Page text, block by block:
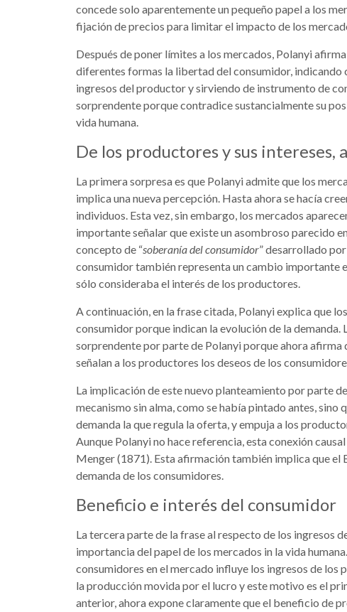
concede solo aparentemente un pequeño papel a los
fijación de precios para limitar el impacto de los
Después de poner límites a los mercados, Polanyi
diferentes formas la libertad del consumidor, indicando
ingresos del productor y sirviendo de instrumento de
sorprendente porque contradice sustancialmente su
vida humana.
De los productores y sus intereses,
La primera sorpresa es que Polanyi admite que los
implica una nueva percepción. Hasta ahora se hacía
individuos. Esta vez, sin embargo, los mercados
importante señalar que existe un asombroso parecido
concepto de “soberanía del consumidor” desarrollado
consumidor también representa un cambio importante
sólo consideraba el interés de los productores.
A continuación, en la frase citada, Polanyi explica que
consumidor porque indican la evolución de la demanda.
sorprendente por parte de Polanyi porque ahora
señalan a los productores los deseos de los
La implicación de este nuevo planteamiento por parte
mecanismo sin alma, como se había pintado antes, sino
demanda la que regula la oferta, y empuja a los
Aunque Polanyi no hace referencia, esta conexión
Menger (1871). Esta afirmación también implica que
demanda de los consumidores.
Beneficio e interés del consumidor
La tercera parte de la frase al respecto de los ingresos
importancia del papel de los mercados in la vida
consumidores en el mercado influye los ingresos de
la producción movida por el lucro y este motivo es el
anterior, ahora expone claramente que el beneficio de